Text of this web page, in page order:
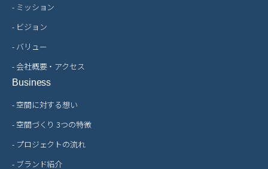
- ミッション
- ビジョン
- バリュー
- 会社概要・アクセス
Business
- 空間に対する想い
- 空間づくり 3つの特徴
- プロジェクトの流れ
- ブランド紹介